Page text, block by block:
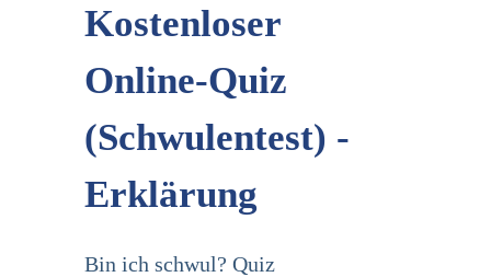
Kostenloser
Online-Quiz
(Schwulentest) -
Erklärung
Bin ich schwul? Quiz